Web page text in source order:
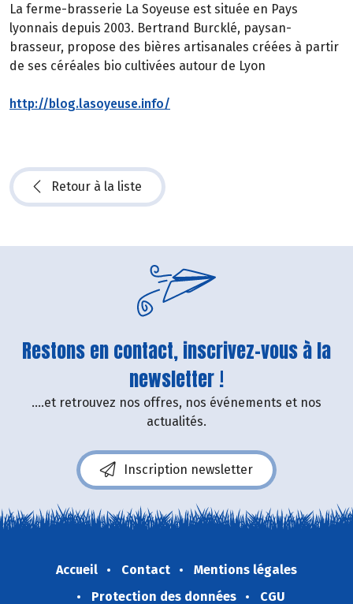
La ferme-brasserie La Soyeuse est située en Pays
lyonnais depuis 2003. Bertrand Burcklé, paysan-
brasseur, propose des bières artisanales créées à partir
de ses céréales bio cultivées autour de Lyon
http://blog.lasoyeuse.info/
Retour à la liste
Restons en contact, inscrivez-vous à la
newsletter !
....et retrouvez nos offres, nos événements et nos
actualités.
Inscription newsletter
Accueil Contact
Mentions légales
Protection des données
CGU